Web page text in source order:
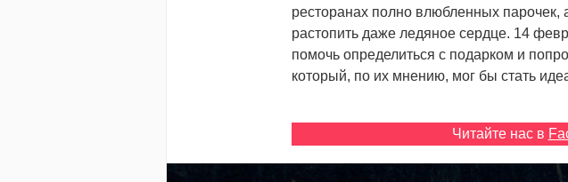
ресторанах полно влюбленных
растопить даже ледяное сердце. 14
помочь определиться с подарком и
который, по их мнению, мог бы стать
Читайте нас в